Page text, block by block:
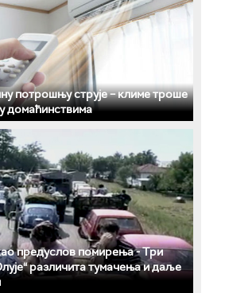
потрошњу струје – климе троше
домаћинствима
предуслов помирења ­- Три
различита тумачења и даље